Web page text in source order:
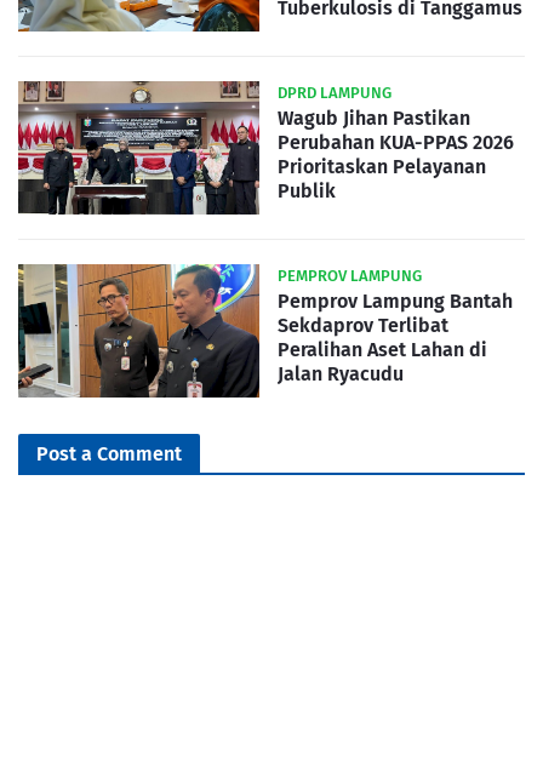
Tuberkulosis di Tanggamus
DPRD LAMPUNG
Wagub Jihan Pastikan
Perubahan KUA-PPAS 2026
Prioritaskan Pelayanan
Publik
PEMPROV LAMPUNG
Pemprov Lampung Bantah
Sekdaprov Terlibat
Peralihan Aset Lahan di
Jalan Ryacudu
Post a Comment